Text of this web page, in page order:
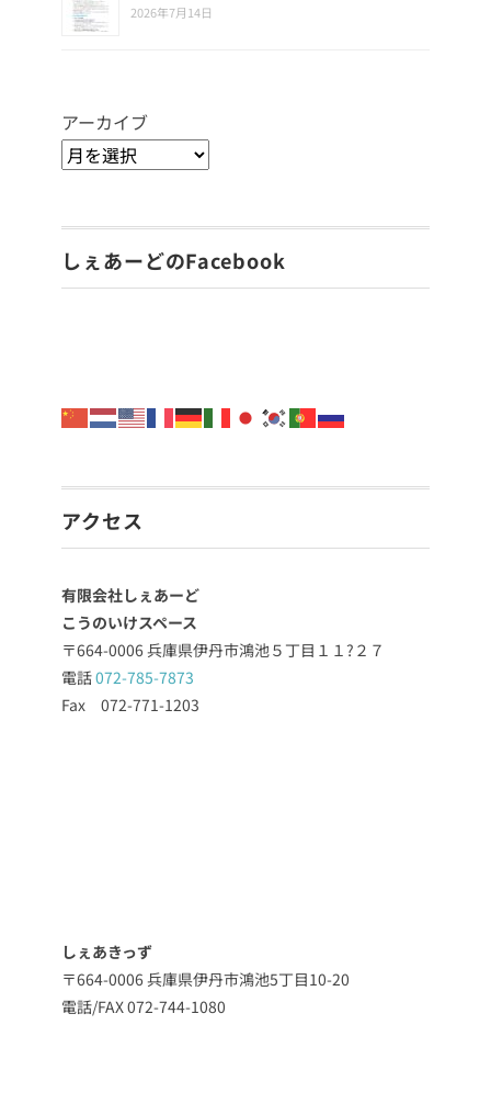
2026年7月14日
アーカイブ
しぇあーどのFacebook
アクセス
有限会社しぇあーど
こうのいけスペース
〒664-0006 兵庫県伊丹市鴻池５丁目１１?２７
電話072-785-7873
Fax 072-771-1203
しぇあきっず
〒664-0006 兵庫県伊丹市鴻池5丁目10-20
電話/FAX 072-744-1080